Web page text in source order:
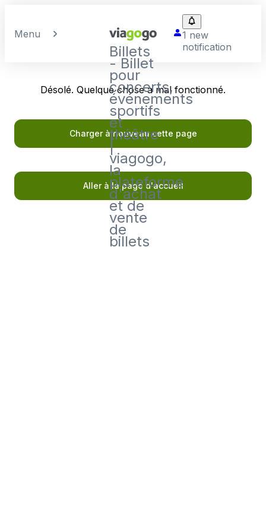
Menu
Billets
- Billet
pour
concerts,
événements
sportifs
et
théâtre
|
viagogo,
la
plateforme
d'achat
et de
vente
de
billets
1 new
notification
Désolé. Quelque chose a mal fonctionné.
Charger à nouveau cette page
Aller à la page d'accueil